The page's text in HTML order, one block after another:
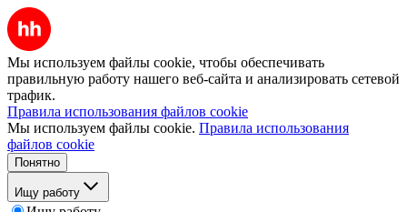
Мы используем файлы cookie, чтобы обеспечивать
правильную работу нашего веб-сайта и анализировать сетевой
трафик.
Правила использования файлов cookie
Мы используем файлы cookie. Правила использования
файлов cookie
Понятно
Ищу работу